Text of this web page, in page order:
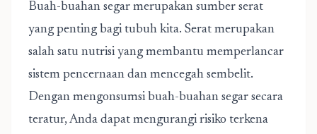
Buah-buahan segar merupakan sumber serat
yang penting bagi tubuh kita. Serat merupakan
salah satu nutrisi yang membantu memperlancar
sistem pencernaan dan mencegah sembelit.
Dengan mengonsumsi buah-buahan segar secara
teratur, Anda dapat mengurangi risiko terkena